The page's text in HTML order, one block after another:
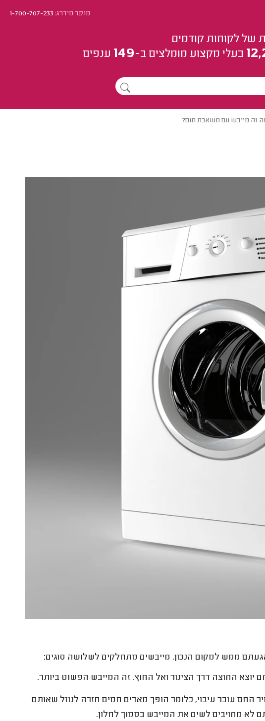
מוקד מידרג:1-700-707-233
של לקוחות קודמים
בעלי מקצוע מומלצים ב-149 ענפים
זה מייבש עם משאבת חום?
ממש למקום הנכון. מייבשים מתחלקים לשלושה סוגים:
יוצא החוצה דרך הצינור ואל החוץ. זה המייבש הפשוט ביותר.
החם עובר עיבוי, כלומר הופך מאדים חמים חזרה לנוזל שאותם
לא מחויבים לשים את המייבש בסמוך לחלון.